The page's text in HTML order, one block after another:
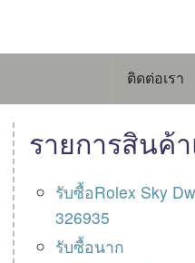
ติดต่อเรา
รายการสินค้
รับซื้อRolex Sky
326935
รับซื้อนาก